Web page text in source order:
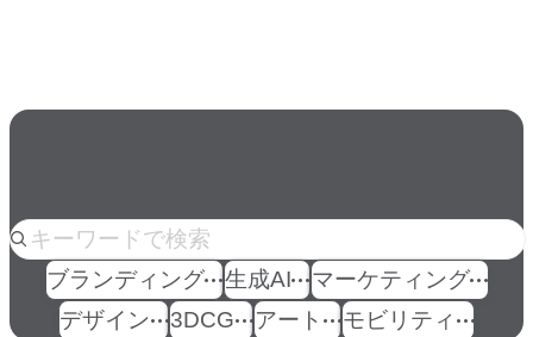
人気のkeyword
ブランディング 生成AI
マーケティング
デザイン
3DCG アート モビリティ